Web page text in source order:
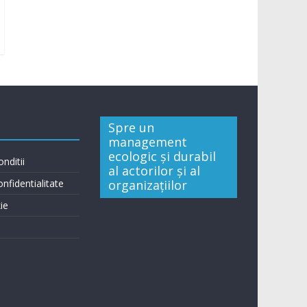
Spre un
management
ecologic și durabil
al actorilor și al
organizațiilor